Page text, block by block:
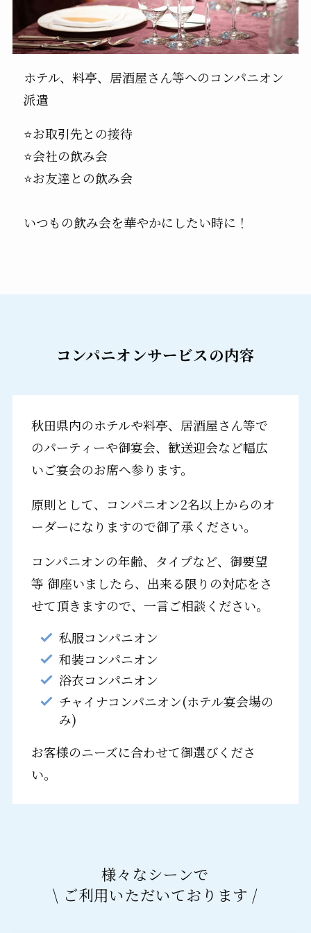
ホテル、料亭、居酒屋さん等へのコンパニオン
派遣
⭐お取引先との接待
⭐会社の飲み会
⭐お友達との飲み会
いつもの飲み会を華やかにしたい時に！
コンパニオンサービスの内容
秋田県内のホテルや料亭、居酒屋さん等で
のパーティーや御宴会、歓送迎会など幅広
いご宴会のお席へ参ります。
原則として、コンパニオン2名以上からのオ
ーダーになりますので御了承ください。
コンパニオンの年齢、タイプなど、御要望
等 御座いましたら、出来る限りの対応をさ
せて頂きますので、一言ご相談ください。
私服コンパニオン
和装コンパニオン
浴衣コンパニオン
チャイナコンパニオン(ホテル宴会場の
み)
お客様のニーズに合わせて御選びくださ
い。
様々なシーンで
\ ご利用いただいております /